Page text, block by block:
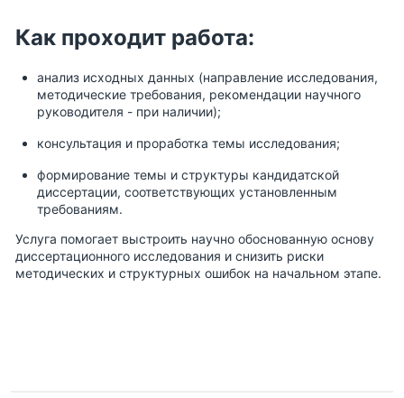
Как проходит работа:
анализ исходных данных (направление исследования,
методические требования, рекомендации научного
руководителя - при наличии);
консультация и проработка темы исследования;
формирование темы и структуры кандидатской
диссертации, соответствующих установленным
требованиям.
Услуга помогает выстроить научно обоснованную основу
диссертационного исследования и снизить риски
методических и структурных ошибок на начальном этапе.